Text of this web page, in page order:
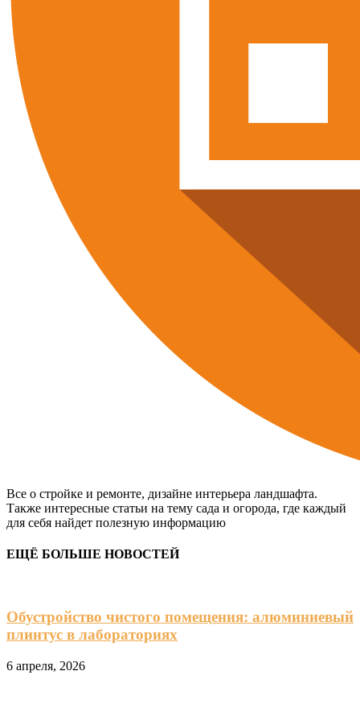
Все о стройке и ремонте, дизайне интерьера ландшафта.
Также интересные статьи на тему сада и огорода, где каждый
для себя найдет полезную информацию
ЕЩЁ БОЛЬШЕ НОВОСТЕЙ
Обустройство чистого помещения: алюминиевый
плинтус в лабораториях
6 апреля, 2026